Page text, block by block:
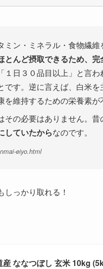
ン・ミネラル・食物繊維
んど摂取できるため、完
１日３０品目以上」と言
です。逆に言えば、白米
維持するための栄養素が
の必要はありません。昔
していたからなのです。
eiyo.html
っかり取れる！
産 ななつぼし 玄米 10kg